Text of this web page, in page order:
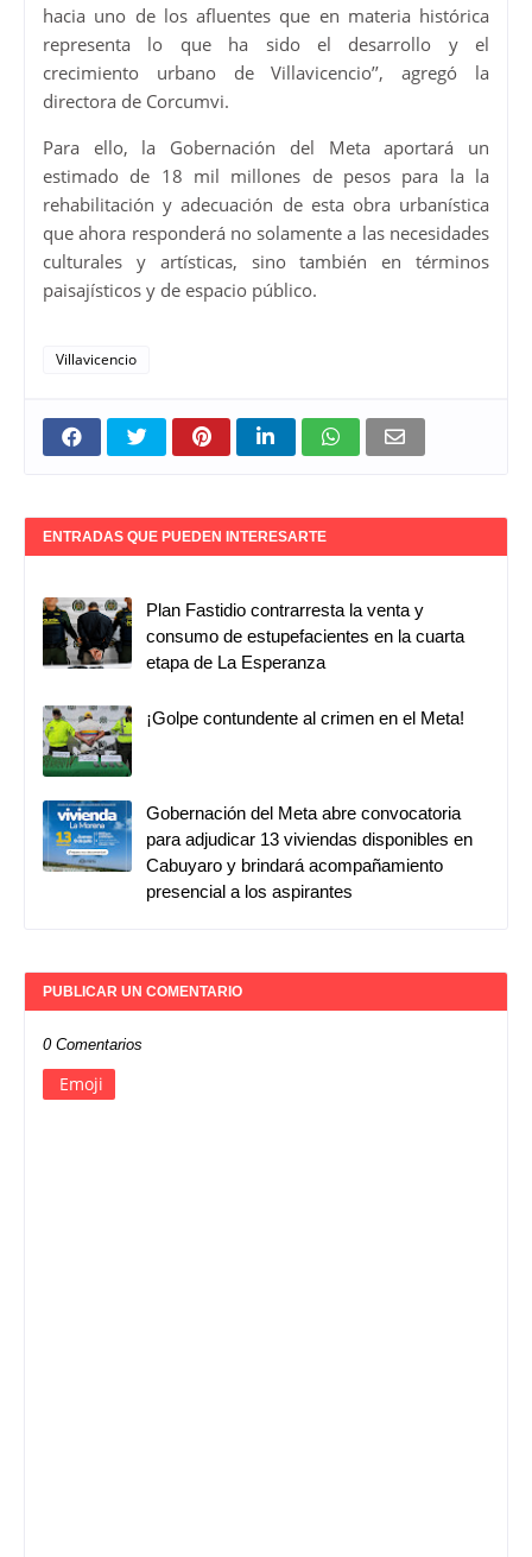
hacia uno de los afluentes que en materia histórica
representa lo que ha sido el desarrollo y el
crecimiento urbano de Villavicencio’’, agregó la
directora de Corcumvi.
Para ello, la Gobernación del Meta aportará un
estimado de 18 mil millones de pesos para la la
rehabilitación y adecuación de esta obra urbanística
que ahora responderá no solamente a las necesidades
culturales y artísticas, sino también en términos
paisajísticos y de espacio público.
Villavicencio
ENTRADAS QUE PUEDEN INTERESARTE
Plan Fastidio contrarresta la venta y
consumo de estupefacientes en la cuarta
etapa de La Esperanza
¡Golpe contundente al crimen en el Meta!
Gobernación del Meta abre convocatoria
para adjudicar 13 viviendas disponibles en
Cabuyaro y brindará acompañamiento
presencial a los aspirantes
PUBLICAR UN COMENTARIO
0 Comentarios
Emoji